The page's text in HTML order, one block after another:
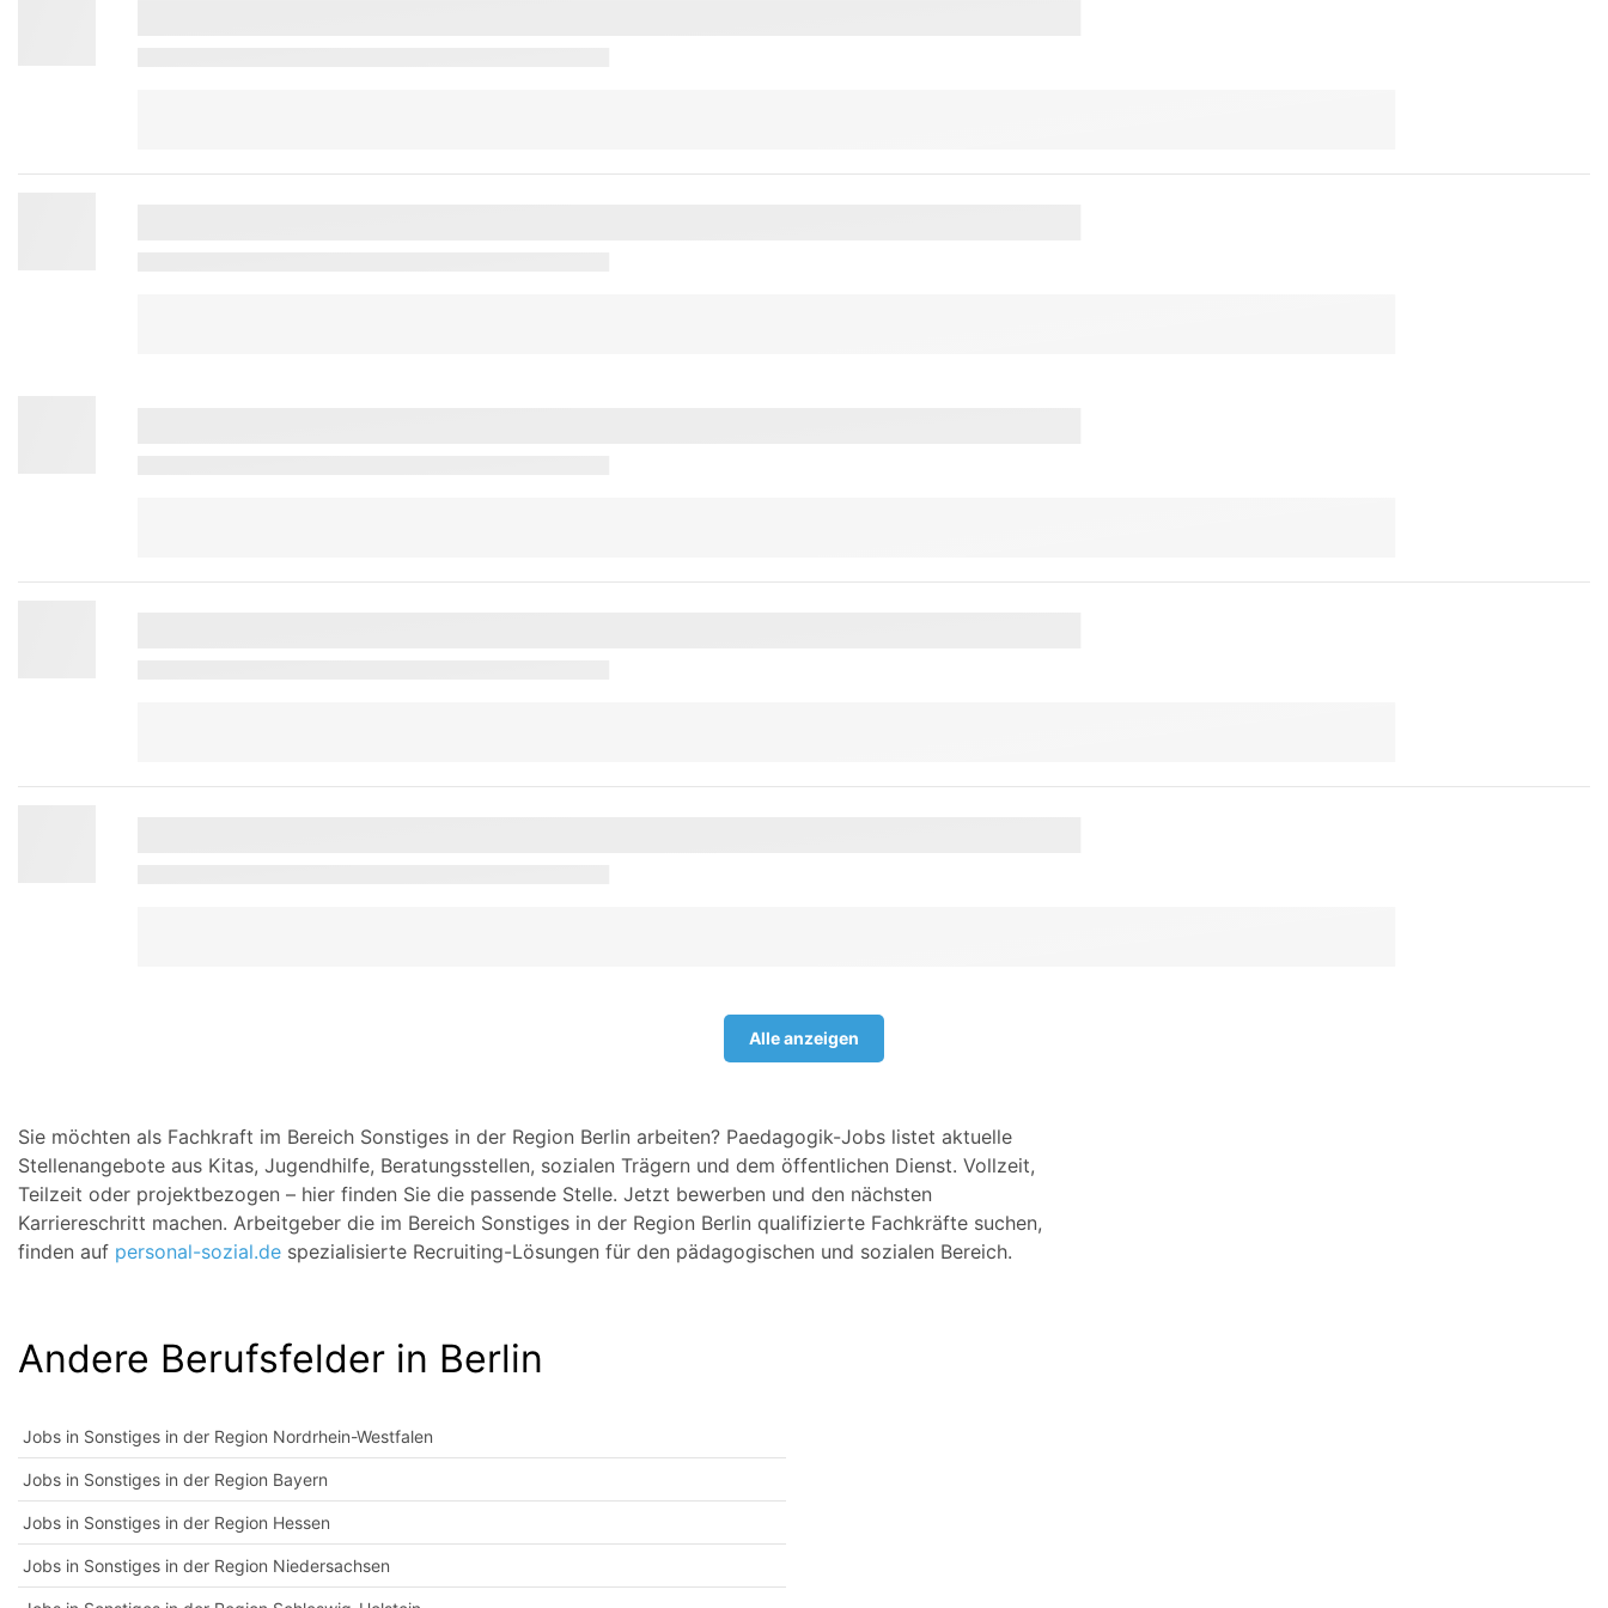
Alle anzeigen
Sie möchten als Fachkraft im Bereich Sonstiges in der Region Berlin arbeiten? Paedagogik-Jobs listet aktuelle
Stellenangebote aus Kitas, Jugendhilfe, Beratungsstellen, sozialen Trägern und dem öffentlichen Dienst. Vollzeit,
Teilzeit oder projektbezogen – hier finden Sie die passende Stelle. Jetzt bewerben und den nächsten
Karriereschritt machen. Arbeitgeber die im Bereich Sonstiges in der Region Berlin qualifizierte Fachkräfte suchen,
finden auf personal-sozial.de spezialisierte Recruiting-Lösungen für den pädagogischen und sozialen Bereich.
Andere Berufsfelder in Berlin
Jobs in Sonstiges in der Region Nordrhein-Westfalen
Jobs in Sonstiges in der Region Bayern
Jobs in Sonstiges in der Region Hessen
Jobs in Sonstiges in der Region Niedersachsen